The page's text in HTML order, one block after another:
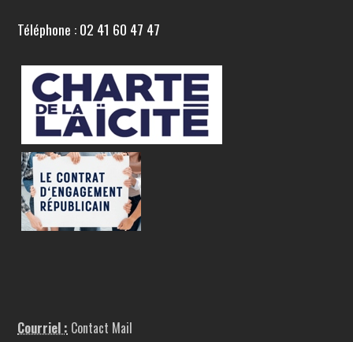
Téléphone : 02 41 60 47 47
Courriel : Contact Mail